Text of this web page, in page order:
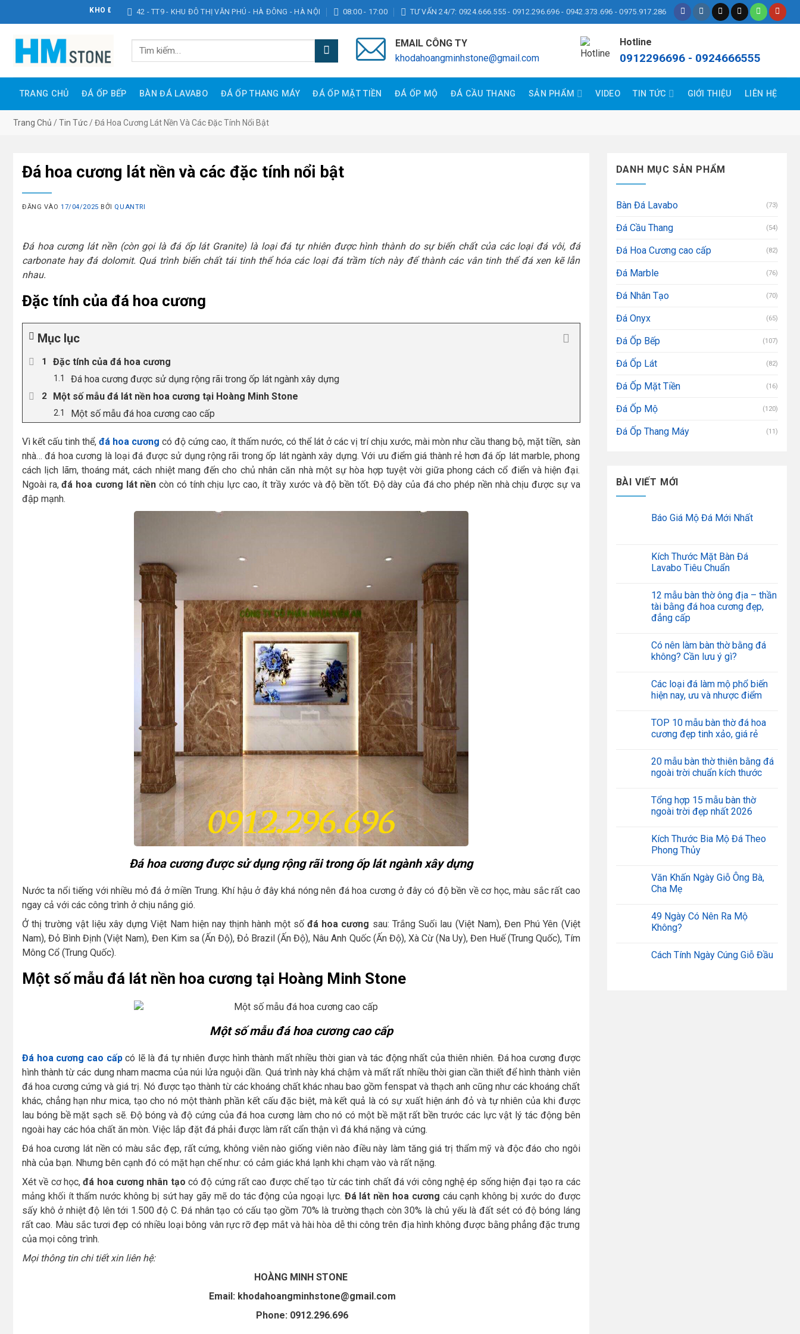
qua
KHO ĐÁ HOÀNG MINH STONE42 - TT9 - KHU ĐÔ THỊ VĂN PHÚ - HÀ ĐÔNG - HÀ NỘI 08:00 - 17:00 TƯ VẤN 24/7: 0924.666.555 - 0912.296.696 - 0942.373.696 - 0975.917.286
Tìm
kiếm:
EMAIL CÔNG TY
khodahoangminhstone@gmail.com
Hotline
0912296696 - 0924666555
TRANG CHỦ ĐÁ ỐP BẾP BÀN ĐÁ LAVABO ĐÁ ỐP THANG MÁY ĐÁ ỐP MẶT TIỀN ĐÁ ỐP MỘ ĐÁ CẦU THANG SẢN PHẨM VIDEO TIN TỨC GIỚI THIỆU LIÊN HỆ
Trang Chủ / Tin Tức / Đá Hoa Cương Lát Nền Và Các Đặc Tính Nổi Bật
Đá hoa cương lát nền và các đặc tính nổi bật
ĐĂNG VÀO17/04/2025 BỞI QUANTRI
Đá hoa cương lát nền (còn gọi là đá ốp lát Granite) là loại đá tự nhiên được hình thành do sự biến chất của các loại đá vôi, đá
carbonate hay đá dolomit. Quá trình biến chất tái tinh thể hóa các loại đá trầm tích này để thành các vân tinh thể đá xen kẽ lẫn
nhau.
Đặc tính của đá hoa cương
Mục lục
Đặc tính của đá hoa cương
Đá hoa cương được sử dụng rộng rãi trong ốp lát ngành xây dựng
Một số mẫu đá lát nền hoa cương tại Hoàng Minh Stone
Một số mẫu đá hoa cương cao cấp
Vì kết cấu tinh thể,đá hoa cương có độ cứng cao, ít thấm nước, có thể lát ở các vị trí chịu xước, mài mòn như cầu thang bộ, mặt tiền, sàn
nhà… đá hoa cương là loại đá được sử dụng rộng rãi trong ốp lát ngành xây dựng. Với ưu điểm giá thành rẻ hơn đá ốp lát marble, phong
cách lịch lãm, thoáng mát, cách nhiệt mang đến cho chủ nhân căn nhà một sự hòa hợp tuyệt vời giữa phong cách cổ điển và hiện đại.
Ngoài ra,đá hoa cương lát nền còn có tính chịu lực cao, ít trầy xước và độ bền tốt. Độ dày của đá cho phép nền nhà chịu được sự va
đập mạnh.
Đá hoa cương được sử dụng rộng rãi trong ốp lát ngành xây dựng
Nước ta nổi tiếng với nhiều mỏ đá ở miền Trung. Khí hậu ở đây khá nóng nên đá hoa cương ở đây có độ bền về cơ học, màu sắc rất cao
ngay cả với các công trình ở chịu nắng gió.
Ở thị trường vật liệu xây dựng Việt Nam hiện nay thịnh hành một sốđá hoa cương sau: Trắng Suối lau (Việt Nam), Đen Phú Yên (Việt
Nam), Đỏ Bình Định (Việt Nam), Đen Kim sa (Ấn Độ), Đỏ Brazil (Ấn Độ), Nâu Anh Quốc (Ấn Độ), Xà Cừ (Na Uy), Đen Huế (Trung Quốc), Tím
Mông Cổ (Trung Quốc).
Một số mẫu đá lát nền hoa cương tại Hoàng Minh Stone
Một số mẫu đá hoa cương cao cấp
Đá hoa cương cao cấp có lẽ là đá tự nhiên được hình thành mất nhiều thời gian và tác động nhất của thiên nhiên. Đá hoa cương được
hình thành từ các dung nham macma của núi lửa nguội dần. Quá trình này khá chậm và mất rất nhiều thời gian cần thiết để hình thành viên
đá hoa cương cứng và giá trị. Nó được tạo thành từ các khoáng chất khác nhau bao gồm fenspat và thạch anh cũng như các khoáng chất
khác, chẳng hạn như mica, tạo cho nó một thành phần kết cấu đặc biệt, mà kết quả là có sự xuất hiện ánh đỏ và tự nhiên của khi được
lau bóng bề mặt sạch sẽ. Độ bóng và độ cứng của đá hoa cương làm cho nó có một bề mặt rất bền trước các lực vật lý tác động bên
ngoài hay các hóa chất ăn mòn. Việc lắp đặt đá phải được làm rất cẩn thận vì đá khá nặng và cứng.
Đá hoa cương lát nền có màu sắc đẹp, rất cứng, không viên nào giống viên nào điều này làm tăng giá trị thẩm mỹ và độc đáo cho ngôi
nhà của bạn. Nhưng bên cạnh đó có mặt hạn chế như: có cảm giác khá lạnh khi chạm vào và rất nặng.
Xét về cơ học,đá hoa cương nhân tạo có độ cứng rất cao được chế tạo từ các tinh chất đá với công nghệ ép sống hiện đại tạo ra các
mảng khối ít thấm nước không bị sứt hay gãy mẽ do tác động của ngoại lực. Đá lát nền hoa cương cáu cạnh không bị xước do được
sấy khô ở nhiệt độ lên tới 1.500 độ C. Đá nhân tạo có cấu tạo gồm 70% là trường thạch còn 30% là chủ yếu là đất sét có độ bóng láng
rất cao. Màu sắc tươi đẹp có nhiều loại bông vân rực rỡ đẹp mắt và hài hòa dễ thi công trên địa hình không được bằng phẳng đặc trưng
của mọi công trình.
Mọi thông tin chi tiết xin liên hệ:
HOÀNG MINH STONE
Email: khodahoangminhstone@gmail.com
Phone: 0912.296.696
DANH MỤC SẢN PHẨM
Bàn Đá Lavabo (73)
Đá Cầu Thang (54)
Đá Hoa Cương cao cấp (82)
Đá Marble (76)
Đá Nhân Tạo (70)
Đá Onyx (65)
Đá Ốp Bếp (107)
Đá Ốp Lát (82)
Đá Ốp Mặt Tiền (16)
Đá Ốp Mộ (120)
Đá Ốp Thang Máy (11)
BÀI VIẾT MỚI
Báo Giá Mộ Đá Mới Nhất
Kích Thước Mặt Bàn Đá
Lavabo Tiêu Chuẩn
12 mẫu bàn thờ ông địa – thần
tài bằng đá hoa cương đẹp,
đẳng cấp
Có nên làm bàn thờ bằng đá
không? Cần lưu ý gì?
Các loại đá làm mộ phổ biến
hiện nay, ưu và nhược điểm
TOP 10 mẫu bàn thờ đá hoa
cương đẹp tinh xảo, giá rẻ
20 mẫu bàn thờ thiên bằng đá
ngoài trời chuẩn kích thước
Tổng hợp 15 mẫu bàn thờ
ngoài trời đẹp nhất 2026
Kích Thước Bia Mộ Đá Theo
Phong Thủy
Văn Khấn Ngày Giỗ Ông Bà,
Cha Mẹ
49 Ngày Có Nên Ra Mộ
Không?
Cách Tính Ngày Cúng Giỗ Đầu